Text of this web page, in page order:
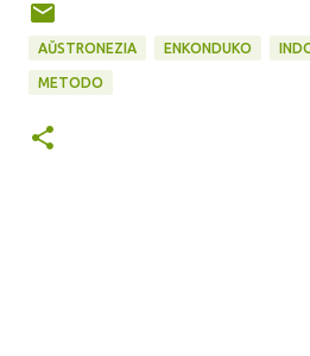
AŬSTRONEZIA ENKONDUKO
METODO